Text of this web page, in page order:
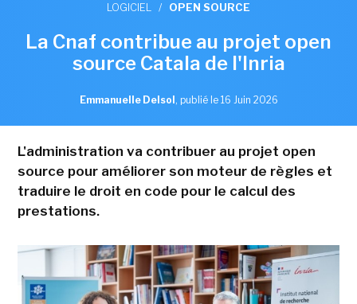
LOGICIEL / OPEN SOURCE
La Cnaf contribue au projet open
source Catala de l'Inria
Emmanuelle Delsol , publié le 16 Juin 2026
L'administration va contribuer au projet open
source pour améliorer son moteur de règles et
traduire le droit en code pour le calcul des
prestations.